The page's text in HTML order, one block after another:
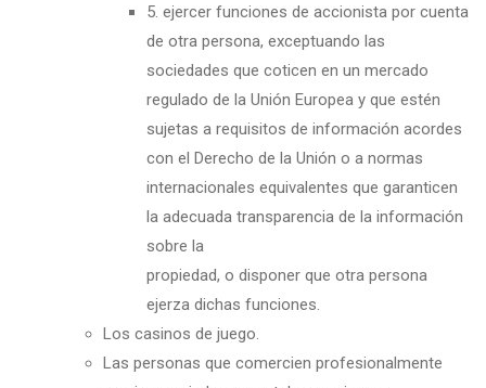
5. ejercer funciones de accionista por cuenta
de otra persona, exceptuando las
sociedades que coticen en un mercado
regulado de la Unión Europea y que estén
sujetas a requisitos de información acordes
con el Derecho de la Unión o a normas
internacionales equivalentes que garanticen
la adecuada transparencia de la información
sobre la
propiedad, o disponer que otra persona
ejerza dichas funciones.
Los casinos de juego.
Las personas que comercien profesionalmente